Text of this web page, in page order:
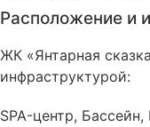
Расположение и
ЖК «Янтарная
инфраструктурой:
SPA-центр,